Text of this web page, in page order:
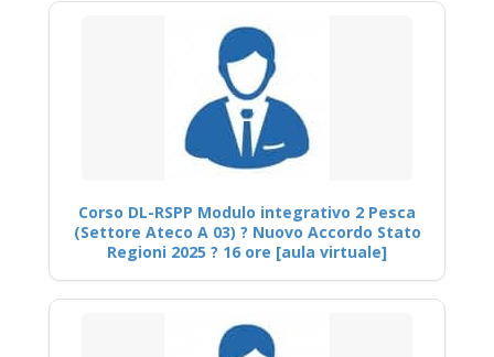
Corso DL-RSPP Modulo integrativo 2 Pesca
(Settore Ateco A 03) ? Nuovo Accordo Stato
Regioni 2025 ? 16 ore [aula virtuale]